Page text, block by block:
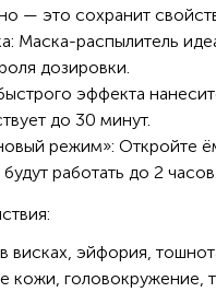
— это сохранит
Маска-распылитель
дозировки.
эффекта
до 30 минут.
режим»: Откройте
работать до 2 часов.
висках, эйфория,
кожи, головокружение,